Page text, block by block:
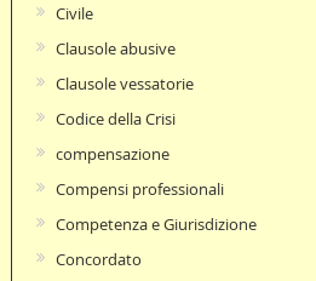
Civile
Clausole abusive
Clausole vessatorie
Codice della Crisi
compensazione
Compensi professionali
Competenza e Giurisdizione
Concordato